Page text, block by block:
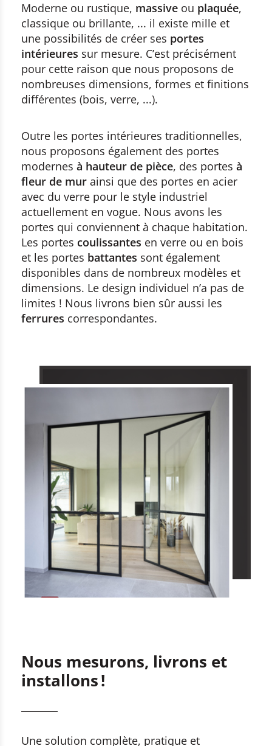
Moderne ou rustique, massive ou plaquée,
classique ou brillante, ... il existe mille et
une possibilités de créer ses portes
intérieures sur mesure. C’est précisément
pour cette raison que nous proposons de
nombreuses dimensions, formes et finitions
différentes (bois, verre, ...).
Outre les portes intérieures traditionnelles,
nous proposons également des portes
modernes à hauteur de pièce, des portes à
fleur de mur ainsi que des portes en acier
avec du verre pour le style industriel
actuellement en vogue. Nous avons les
portes qui conviennent à chaque habitation.
Les portes coulissantes en verre ou en bois
et les portes battantes sont également
disponibles dans de nombreux modèles et
dimensions. Le design individuel n’a pas de
limites ! Nous livrons bien sûr aussi les
ferrures correspondantes.
Nous mesurons, livrons et
installons !
Une solution complète, pratique et